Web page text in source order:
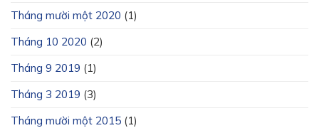
Tháng mười một 2020 (1)
Tháng 10 2020 (2)
Tháng 9 2019 (1)
Tháng 3 2019 (3)
Tháng mười một 2015 (1)